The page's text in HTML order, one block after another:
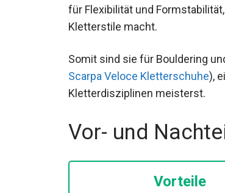
für Flexibilität und
Kletterstile macht.
Somit sind sie für Bouldering
Scarpa Veloce Kletterschuhe),
Kletterdisziplinen meisterst.
Vor- und
Vorteile